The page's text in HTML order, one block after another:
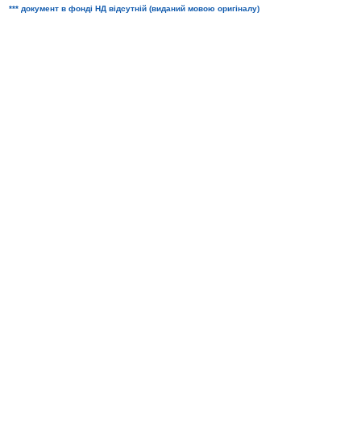
*** документ в фонді НД відсутній (виданий мовою оригіналу)